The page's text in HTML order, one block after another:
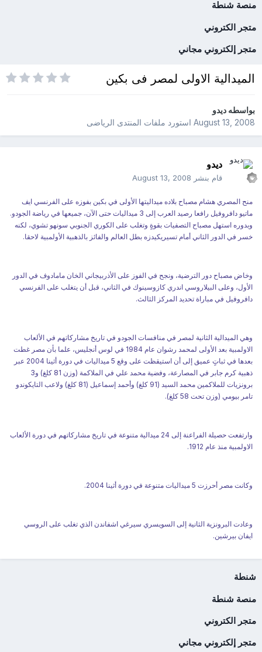
منصة شنطة
متجر الكتروني
متجر إلكتروني مجاني
الميدالية الاولى لمصر فى بكين
بواسطهديدو
August 13, 2008استورد ملفات المنتدى الرياضى
ديدو
قام بنشر August 13, 2008
منح المصري هشام مصباح بلاده ميداليتها الأولى في بكين بفوزه على الفرنسي ايف
ماتيو دافروفيل رافعا رصيد العرب إلى 3 ميداليات حتى الآن، جميعها في رياضة الجودو.
وبدوره استهل مصباح التصفيات بقوةٍ وتغلب على الكوري الجنوبي سونهو تشوي، لكنه
خسر في الدور الثاني أمام تسيريكيدزه بطل العالم والفائز بالذهبية الأولمبية لاحقا.
وخاض مصباح دور الترضية، ونجح في الفوز على الأذربيجاني الخان مامادوف في الدور
الأول، وعلى البيلاروسي اندري كازوسينوك في الثاني، قبل أن يتغلب على الفرنسي
دافروفيل في مباراة تحديد المركز الثالث.
وهي الميدالية الثانية لمصر في منافسات الجودو في تاريخ مشاركاتهم في الألعاب
الاولمبية بعد الأولى لمحمد رشوان عام 1984 في لوس أنجليس، علما بأن مصر غطت
بعدها في ثباتٍ عميق إلى أن استيقظت على وقع 5 ميداليات في دورة أثينا 2004 عبر
ذهبية كرم جابر في المصارعة، وفضية محمد علي في الملاكمة (وزن 81 كلغ) و3
برونزيات للملاكمين محمد السيد (91 كلغ) وأحمد إسماعيل (81 كلغ) ولاعب التايكوندو
تامر بيومي (وزن تحت 58 كلغ).
وارتفعت حصيلة الفراعنة إلى 24 ميدالية متنوعة في تاريخ مشاركاتهم في دورة الألعاب
الاولمبية منذ عام 1912.
وكانت مصر أحرزت 5 ميداليات متنوعة في دورة أثينا 2004.
وعادت البرونزية الثانية إلى السويسري سيرغي اشفاندن الذي تغلب على الروسي
ايفان بيرشين.
شنطة
منصة شنطة
متجر الكتروني
متجر إلكتروني مجاني